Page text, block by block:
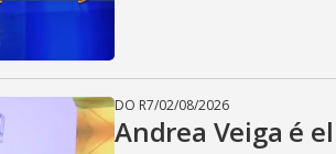
DO R7/02/08/2026
Andrea Veiga é